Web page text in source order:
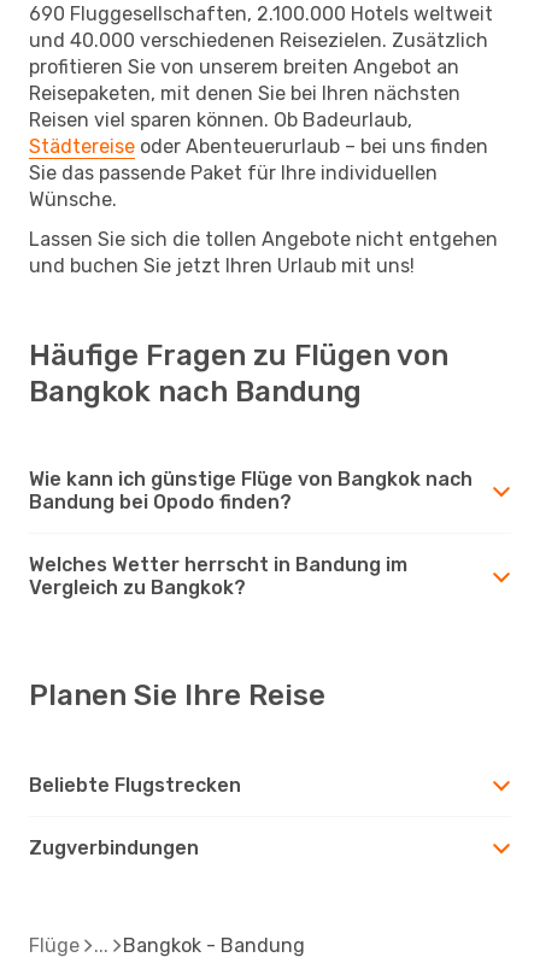
690 Fluggesellschaften, 2.100.000 Hotels weltweit
und 40.000 verschiedenen Reisezielen. Zusätzlich
profitieren Sie von unserem breiten Angebot an
Reisepaketen, mit denen Sie bei Ihren nächsten
Reisen viel sparen können. Ob Badeurlaub,
Städtereise oder Abenteuerurlaub – bei uns finden
Sie das passende Paket für Ihre individuellen
Wünsche.
Lassen Sie sich die tollen Angebote nicht entgehen
und buchen Sie jetzt Ihren Urlaub mit uns!
Häufige Fragen zu Flügen von
Bangkok nach Bandung
Wie kann ich günstige Flüge von Bangkok nach
Bandung bei Opodo finden?
Welches Wetter herrscht in Bandung im
Vergleich zu Bangkok?
Planen Sie Ihre Reise
Beliebte Flugstrecken
Zugverbindungen
Flüge Bangkok - Bandung